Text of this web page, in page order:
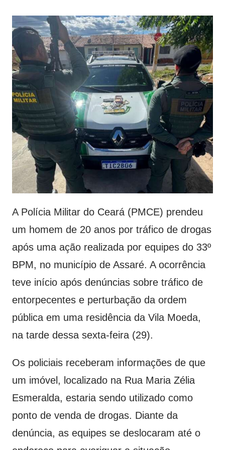
A Polícia Militar do Ceará (PMCE) prendeu
um homem de 20 anos por tráfico de drogas
após uma ação realizada por equipes do 33º
BPM, no município de Assaré. A ocorrência
teve início após denúncias sobre tráfico de
entorpecentes e perturbação da ordem
pública em uma residência da Vila Moeda,
na tarde dessa sexta-feira (29).
Os policiais receberam informações de que
um imóvel, localizado na Rua Maria Zélia
Esmeralda, estaria sendo utilizado como
ponto de venda de drogas. Diante da
denúncia, as equipes se deslocaram até o